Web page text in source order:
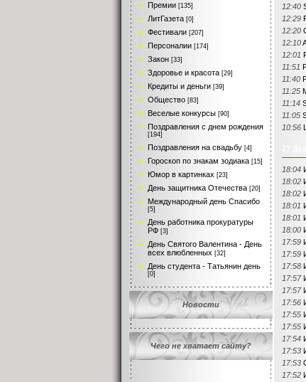
Премии [135]
ЛитГазета [0]
Фестивали [207]
Персоналии [174]
Закон [33]
Здоровье и красота [29]
Кредиты и деньги [39]
Общество [83]
Веселые конкурсы [90]
Поздравления с днем рождения
[194]
Поздравления на свадьбу [4]
Гороскоп по знакам зодиака [15]
Юмор в картинках [23]
День защитника Отечества [20]
Международный день Спасибо
[5]
День работника прокуратуры
РФ [3]
День Святого Валентина - День
всех влюбленных [32]
День студента - Татьянин день
[0]
Новости
Чего не хватает сайту?
12:40
12:29
12:20
12:10
12:01
11:51
11:40
11:25
11:14
11:05
10:56
18:04
18:02
18:02
18:01
18:01
18:00
17:59
17:59
17:58
17:57
17:57
17:56
17:55
17:55
17:54
17:53
17:53
17:52